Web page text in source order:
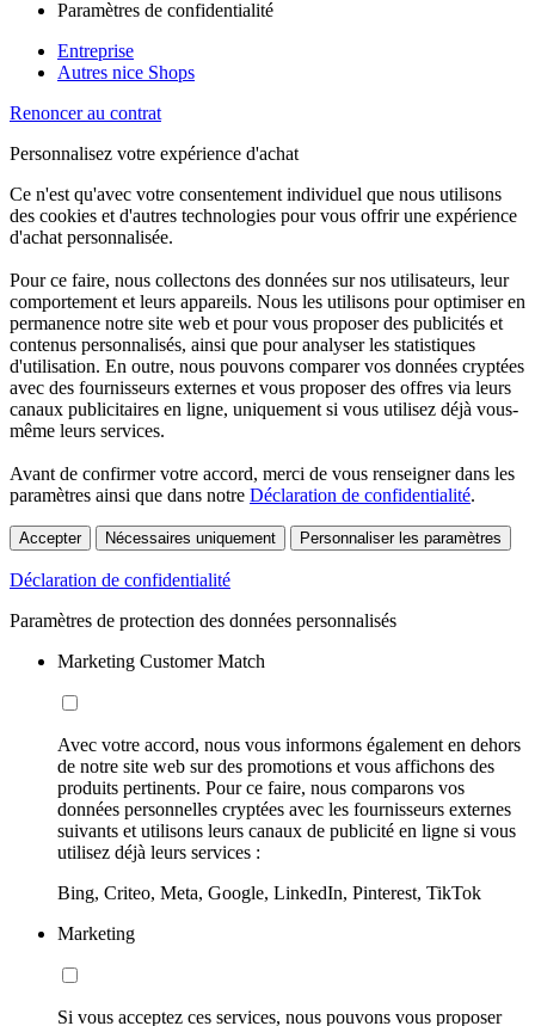
Paramètres de confidentialité
Entreprise
Autres nice Shops
Renoncer au contrat
Personnalisez votre expérience d'achat
Ce n'est qu'avec votre consentement individuel que nous utilisons
des cookies et d'autres technologies pour vous offrir une expérience
d'achat personnalisée.
Pour ce faire, nous collectons des données sur nos utilisateurs, leur
comportement et leurs appareils. Nous les utilisons pour optimiser en
permanence notre site web et pour vous proposer des publicités et
contenus personnalisés, ainsi que pour analyser les statistiques
d'utilisation. En outre, nous pouvons comparer vos données cryptées
avec des fournisseurs externes et vous proposer des offres via leurs
canaux publicitaires en ligne, uniquement si vous utilisez déjà vous-
même leurs services.
Avant de confirmer votre accord, merci de vous renseigner dans les
paramètres ainsi que dans notre Déclaration de confidentialité.
Accepter Nécessaires uniquement Personnaliser les paramètres
Déclaration de confidentialité
Paramètres de protection des données personnalisés
Marketing Customer Match
Avec votre accord, nous vous informons également en dehors
de notre site web sur des promotions et vous affichons des
produits pertinents. Pour ce faire, nous comparons vos
données personnelles cryptées avec les fournisseurs externes
suivants et utilisons leurs canaux de publicité en ligne si vous
utilisez déjà leurs services :
Bing, Criteo, Meta, Google, LinkedIn, Pinterest, TikTok
Marketing
Si vous acceptez ces services, nous pouvons vous proposer